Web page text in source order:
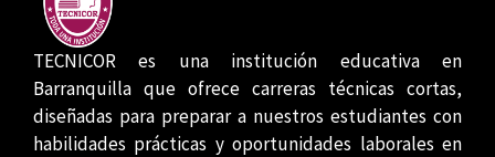
TECNICOR es una institución educativa en
Barranquilla que ofrece carreras técnicas cortas,
diseñadas para preparar a nuestros estudiantes con
habilidades prácticas y oportunidades laborales en